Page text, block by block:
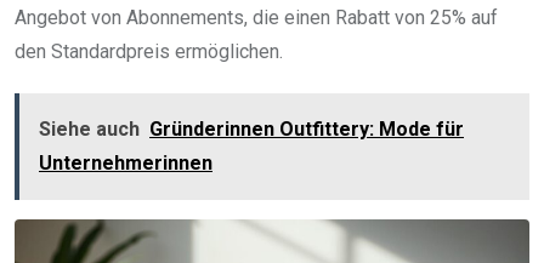
Angebot von Abonnements, die einen Rabatt von 25% auf
den Standardpreis ermöglichen.
Siehe auch Gründerinnen Outfittery: Mode für
Unternehmerinnen